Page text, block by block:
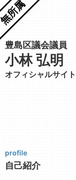
所属
豊島区議会議員
小林 弘明
オフィシャルサイト
profile
自己紹介